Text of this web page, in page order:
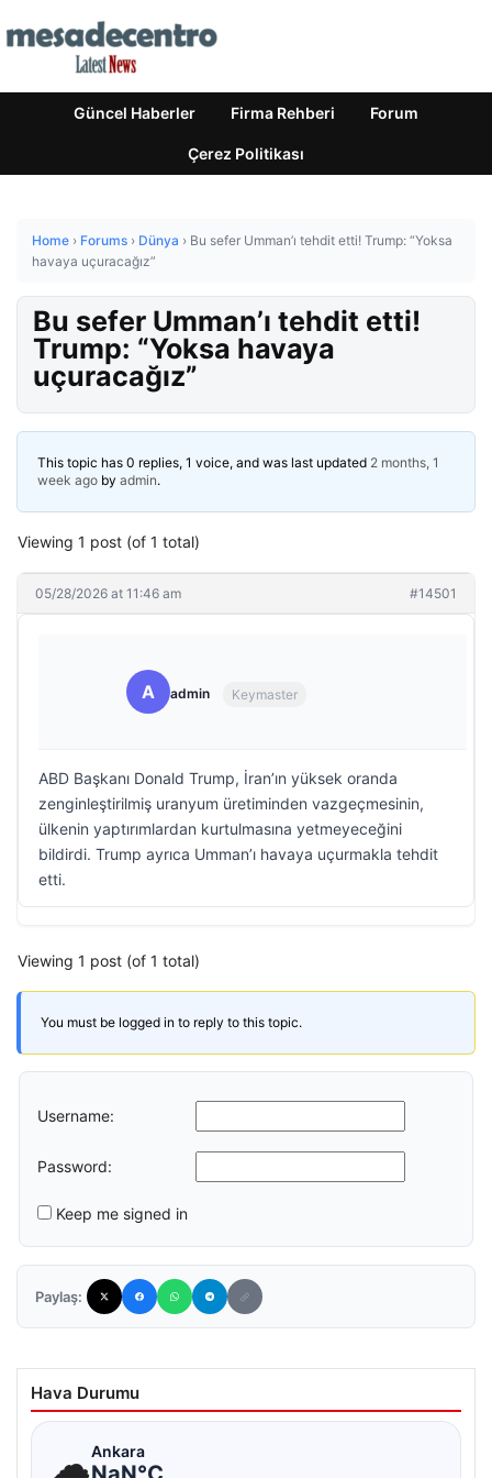
Güncel Haberler Firma Rehberi Forum
Çerez Politikası
Home › Forums › Dünya › Bu sefer Umman’ı tehdit etti! Trump: “Yoksa
havaya uçuracağız”
Bu sefer Umman’ı tehdit etti!
Trump: “Yoksa havaya
uçuracağız”
This topic has 0 replies, 1 voice, and was last updated 2 months, 1
week ago by admin.
Viewing 1 post (of 1 total)
05/28/2026 at 11:46 am #14501
A admin Keymaster
ABD Başkanı Donald Trump, İran’ın yüksek oranda
zenginleştirilmiş uranyum üretiminden vazgeçmesinin,
ülkenin yaptırımlardan kurtulmasına yetmeyeceğini
bildirdi. Trump ayrıca Umman’ı havaya uçurmakla tehdit
etti.
Viewing 1 post (of 1 total)
You must be logged in to reply to this topic.
Username:
Password:
Keep me signed in
Paylaş:
Hava Durumu
☁Ankara